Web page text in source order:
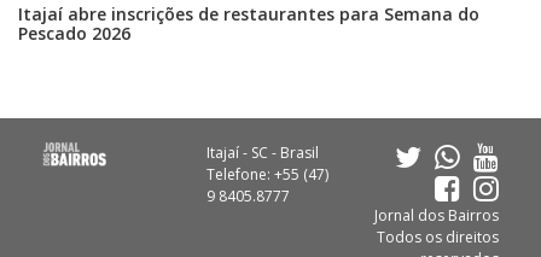
Itajaí abre inscrições de restaurantes para Semana do
Pescado 2026
Itajaí - SC - Brasil
Telefone: +55 (47)
9 8405.8777
Jornal dos Bairros
Todos os direitos